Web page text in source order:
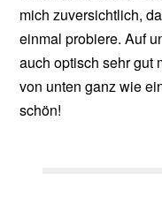
mich zuversichtlich,
einmal probiere. Auf
auch optisch sehr gut
von unten ganz wie
schön!